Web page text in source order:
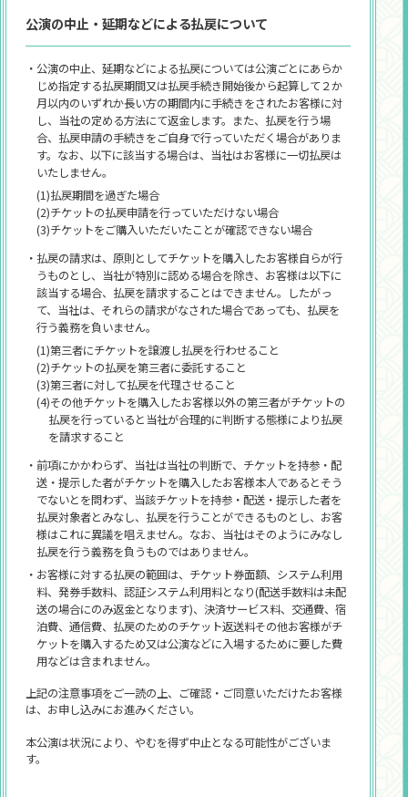
配信視聴チケットのご購入に際しては、以下の点を十分ご
理解の上お申し込みください。
・ご購入後の払戻は対応いたしかねます。
・アーカイブ映像は、状況により編集が入る場合や公開が遅
れる可能性がございます。
・URLを共有したり、SNSに投稿したりしてもご本人の
ASOBI STAGEアカウント以外ではご視聴いただけませ
ん。
・本サービスは二重ログインを防止する機能を設けていま
す。複数の端末、または同一端末での複数画面ではご視
聴いただけません。
となります。
・データ通信量が多くなることが想定されるため、スマー
トフォン(タブレット)などの機材をご利用の場合はWi-Fi
のご利用を推奨いたします。
・サイトメンテナンスなどによりご視聴いただけない期間
が発生する場合がございます。
・配信には機材・回線など、最善の準備を行い実施いたしま
すが、配信の特性上、不慮の一時停止や映像の乱れなど
が起こる可能性がございます。
・2026年7月20日(月祝)現在、本チケットご購入の際にご利
用いただけるお支払い方法はクレジットカード・バンダ
イナムコ コイン・Paidyのみとなります。
・バンダイナムコ コインについての詳細はこちらをご確認
ください。
・チケットのご購入手続き完了後、ご登録のメールアドレ
スへご注文確定メールが配信されます。
・お客様マイページに購入履歴が表示されませんが、チケ
ット購入ページにてご利用のバンダイナムコIDで購入履
歴がご覧いただけます。
・チケットご購入の際のクレジットカード決済について
は、翌営業日までに決済処理をさせていただきます。
ります。
・開場・開演時間、出演者は諸事情により変更になる場合
がございます。それに伴うチケット代・交通費などの払
戻はいたしません。
・事前に公演が中止になった際の払戻に関しては、イベン
ト公式サイト等で詳細をご案内させていただきます。
・当落および座席などは期間内にお申し込みいただいた中
から抽選で決定いたします。
※先着販売を行う場合もございます。
・席に関するお問い合わせには、お答えできません。
・席によってはステージや演出の一部が見えない、もしくは
・複数枚お申し込みの場合でも、状況により同行者と隣り
同士にならない場合がございます。
・複数券種で先行申し込みがおこなわれた場合、以降の先行
においても、複数券種での販売を行う可能性がございま
みいただくことはできません。
・お申し込み内容の変更・取り消しは受付期間中のみ行え
ます。当選後の変更・取り消し(購入辞退)は一切お受けで
きませんのでご注意ください。
・諸事情により、急遽チケット販売内容・座席レイアウト
・やむを得ず公演の中止・延期などによりチケットの払戻
が発生する場合には、一定の期間を設け対応いたしま
す。なお、所定の期間を過ぎてからの払戻対応はお受け
できかねます。
けますが、公演当日は、申込者、同行者それぞれのスマ
ートフォン(タブレット)で「デジタルチケット」を表示
し、ご入場いただきます。
・申込者、同行者ともにスマートフォン(タブレット)をお持
ちでない場合はご入場いただけません。
・複数枚のチケットをお申し込みされる場合、申し込み時
に同行者をご登録いただきます。なお、受付期間終了後
は、同行者の変更はできません。
・チケット申込時の同行者登録には、同行者もバンダイナ
ムコIDへの登録が必要です。
＜事前同行者指定の方法はこちら＞
https://asobiticket2.asobistore.jp/guide/pre-
companion
・万が一、公的機関から開示要請があった際にはお客様情
報を提供させていただきます。
・入場者情報の相違をなくすため、チケット転売を改めて
固く禁止いたします。
・本人確認を実施する場合もございます。詳細 は後述いたし
ます。
IDへの会員登録(無料)が必要となります。
・チケットの購入に際しては指定の手数料が必要となりま
す。
・座席のご指定はできません。座席位置は公演当日、ご入
場の際に入場口で発券される「座席券」にてご案内しま
す。公演前の座席位置に関するお問い合わせにはお答え
できません。
・メールフィルター設定機能で
「@mail.asobiticket2.asobistore.jp」からのメールを受
信できるよう設定してください。
・抽選結果のお知らせはメール配信もさせていただきます
が、当落確認期間中に「マイページ」にてお客様自身で
必ずご確認ください。
・購入されたチケットの転売(ネットオークションへの出
品、定価以上での売買なども含む)、及びそれを試みる行
為は禁止とさせていただきます。
・転売されたチケットは無効となり、ご入場をお断りいた
します。
公演の中止・延期などによる払戻について
・公演の中止、延期などによる払戻については公演ごとにあらか
じめ指定する払戻期間又は払戻手続き開始後から起算して２か
月以内のいずれか長い方の期間内に手続きをされたお客様に対
し、当社の定める方法にて返金します。また、払戻を行う場
合、払戻申請の手続きをご自身で行っていただく場合がありま
す。なお、以下に該当する場合は、当社はお客様に一切払戻は
いたしません。
(1)払戻期間を過ぎた場合
(2)チケットの払戻申請を行っていただけない場合
(3)チケットをご購入いただいたことが確認できない場合
・払戻の請求は、原則としてチケットを購入したお客様自らが行
うものとし、当社が特別に認める場合を除き、お客様は以下に
該当する場合、払戻を請求することはできません。したがっ
て、当社は、それらの請求がなされた場合であっても、払戻を
行う義務を負いません。
(1)第三者にチケットを譲渡し払戻を行わせること
(2)チケットの払戻を第三者に委託すること
(3)第三者に対して払戻を代理させること
(4)その他チケットを購入したお客様以外の第三者がチケットの
払戻を行っていると当社が合理的に判断する態様により払戻
を請求すること
・前項にかかわらず、当社は当社の判断で、チケットを持参・配
送・提示した者がチケットを購入したお客様本人であるとそう
でないとを問わず、当該チケットを持参・配送・提示した者を
払戻対象者とみなし、払戻を行うことができるものとし、お客
様はこれに異議を唱えません。なお、当社はそのようにみなし
払戻を行う義務を負うものではありません。
・お客様に対する払戻の範囲は、チケット券面額、システム利用
料、発券手数料、認証システム利用料となり(配送手数料は未配
送の場合にのみ返金となります)、決済サービス料、交通費、宿
泊費、通信費、払戻のためのチケット返送料その他お客様がチ
ケットを購入するため又は公演などに入場するために要した費
用などは含まれません。
上記の注意事項をご一読の上、ご確認・ご同意いただけたお客様
は、お申し込みにお進みください。
本公演は状況により、やむを得ず中止となる可能性がございま
す。